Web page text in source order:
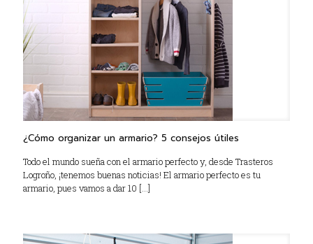
¿Cómo organizar un armario? 5 consejos útiles
Todo el mundo sueña con el armario perfecto y, desde Trasteros
Logroño, ¡tenemos buenas noticias! El armario perfecto es tu
armario, pues vamos a dar 10 […]